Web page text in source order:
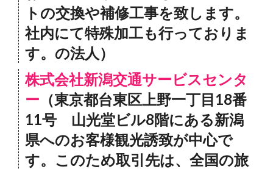
トの交換や補修工事を致します。
社内にて特殊加工も行っておりま
す。の法人）
株式会社新潟交通サービスセンタ
ー （東京都台東区上野一丁目18番
11号 山光堂ビル8階にある新潟
県へのお客様観光誘致が中心で
す。このため取引先は、全国の旅